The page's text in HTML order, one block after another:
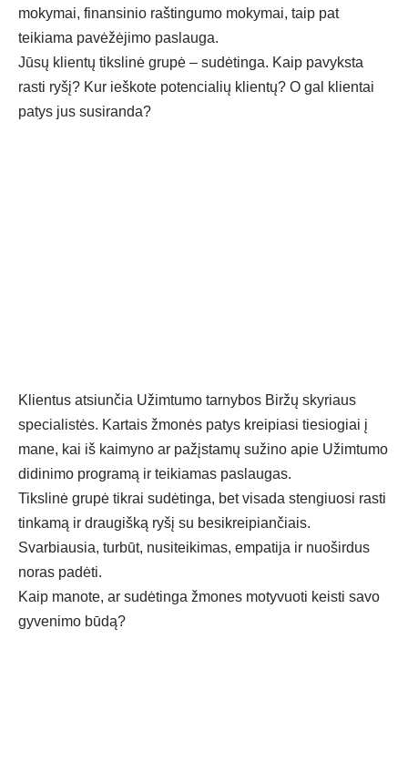
mokymai, finansinio raštingumo mokymai, taip pat
teikiama pavėžėjimo paslauga.
Jūsų klientų tikslinė grupė – sudėtinga. Kaip pavyksta
rasti ryšį? Kur ieškote potencialių klientų? O gal klientai
patys jus susiranda?
Klientus atsiunčia Užimtumo tarnybos Biržų skyriaus
specialistės. Kartais žmonės patys kreipiasi tiesiogiai į
mane, kai iš kaimyno ar pažįstamų sužino apie Užimtumo
didinimo programą ir teikiamas paslaugas.
Tikslinė grupė tikrai sudėtinga, bet visada stengiuosi rasti
tinkamą ir draugišką ryšį su besikreipiančiais.
Svarbiausia, turbūt, nusiteikimas, empatija ir nuoširdus
noras padėti.
Kaip manote, ar sudėtinga žmones motyvuoti keisti savo
gyvenimo būdą?